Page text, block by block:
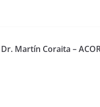
Martín Coraita –